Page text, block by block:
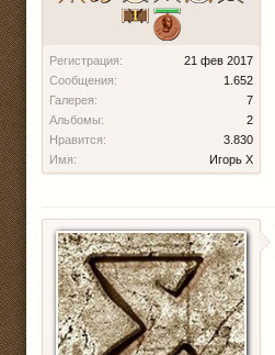
Регистрация:
21 фев 2017
Сообщения:
1.652
Галерея:
7
Альбомы:
2
Нравится:
3.830
Имя:
Игорь Х